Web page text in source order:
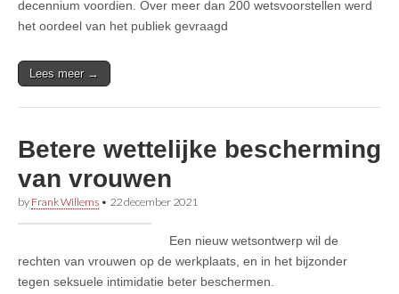
decennium voordien. Over meer dan 200 wetsvoorstellen werd
het oordeel van het publiek gevraagd
Lees meer →
Betere wettelijke bescherming
van vrouwen
by Frank Willems • 22 december 2021
Een nieuw wetsontwerp wil de
rechten van vrouwen op de werkplaats, en in het bijzonder
tegen seksuele intimidatie beter beschermen.